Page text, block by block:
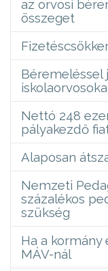
az orvosi
összeget
Béremeléssel
Nettó 248
pályakezdő
Alaposan
Nemzeti
százalékos
szükség
Ha a
MÁV-nál